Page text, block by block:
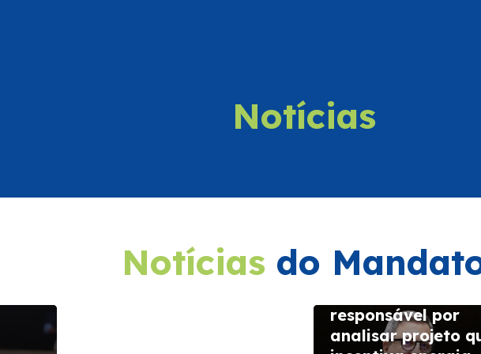
Notícias
Notícias do
Halleluya consolida
calendário turístico
nacional
responsável por
analisar projeto